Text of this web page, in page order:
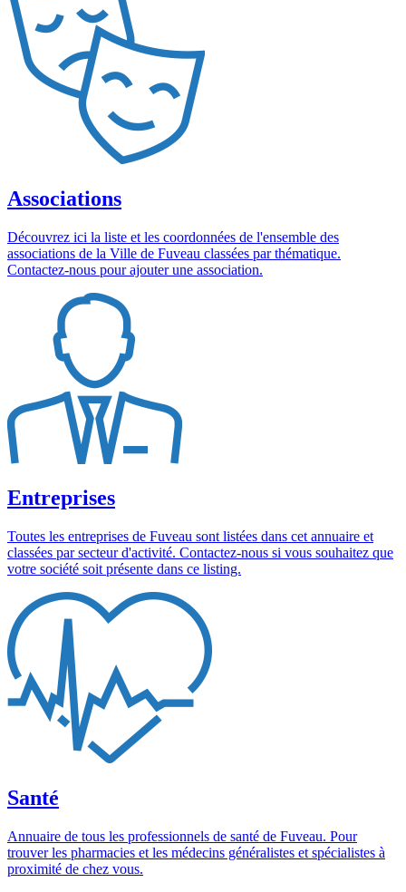
Associations
Découvrez ici la liste et les coordonnées de l'ensemble des
associations de la Ville de Fuveau classées par thématique.
Contactez-nous pour ajouter une association.
Entreprises
Toutes les entreprises de Fuveau sont listées dans cet annuaire et
classées par secteur d'activité. Contactez-nous si vous souhaitez que
votre société soit présente dans ce listing.
Santé
Annuaire de tous les professionnels de santé de Fuveau. Pour
trouver les pharmacies et les médecins généralistes et spécialistes à
proximité de chez vous.